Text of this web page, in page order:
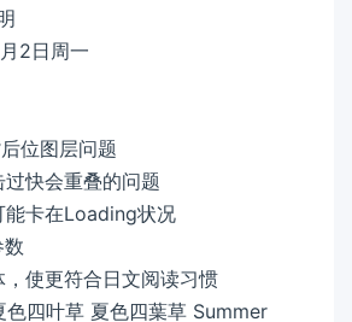
2日周一
位图层问题
快会重叠的问题
能卡在Loading状况
使更符合日文阅读习惯